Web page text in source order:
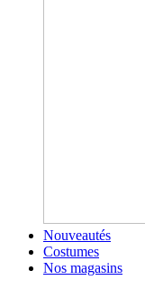
Nouveautés
Costumes
Nos magasins